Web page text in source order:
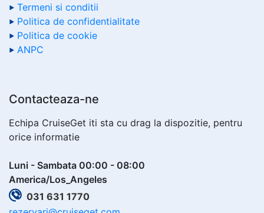
Termeni si conditii
Politica de confidentialitate
Politica de cookie
ANPC
Contacteaza-ne
Echipa CruiseGet iti sta cu drag la dispozitie, pentru
orice informatie
Luni - Sambata 00:00 - 08:00
America/Los_Angeles
031 631 1770